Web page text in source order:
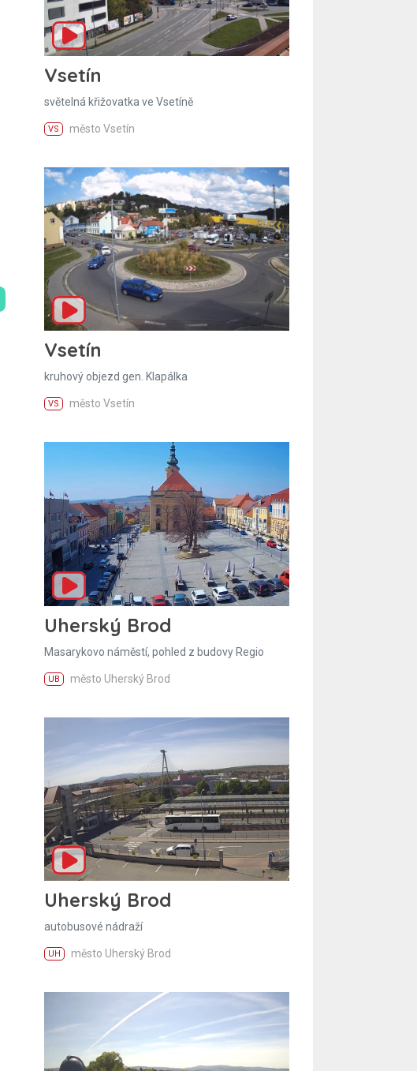
Vsetín
světelná křižovatka ve Vsetíně
VS město Vsetín
Vsetín
kruhový objezd gen. Klapálka
VS město Vsetín
Uherský Brod
Masarykovo náměstí, pohled z budovy Regio
UB město Uherský Brod
Uherský Brod
autobusové nádraží
UH město Uherský Brod